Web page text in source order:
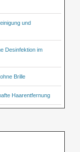
und
Desinfektion im
Brille
Haarentfernung